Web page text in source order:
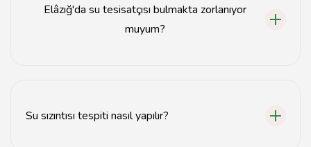
Elâzığ'da su tesisatçısı bulmakta zorlanıyor
muyum?
Su sızıntısı tespiti nasıl yapılır?